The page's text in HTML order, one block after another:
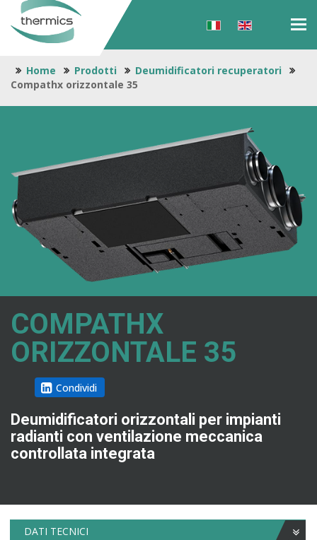
Home Prodotti
Deumidificatori recuperatori
Compathx orizzontale 35
COMPATHX
ORIZZONTALE 35
Condividi
Deumidificatori orizzontali per impianti
radianti con ventilazione meccanica
controllata integrata
DATI TECNICI